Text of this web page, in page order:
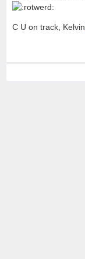
C U on track, Kelvin